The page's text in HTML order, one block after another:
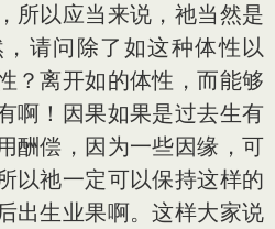
所以应当来说，祂当然是
请问除了如这种体性以
？离开如的体性，而能够
啊！因果如果是过去生有
酬偿，因为一些因缘，可
以祂一定可以保持这样的
出生业果啊。这样大家说